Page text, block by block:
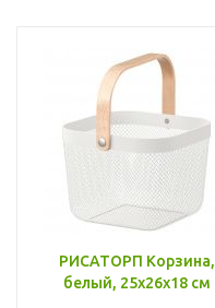
РИСАТОРП Корзина,
белый, 25x26x18 см